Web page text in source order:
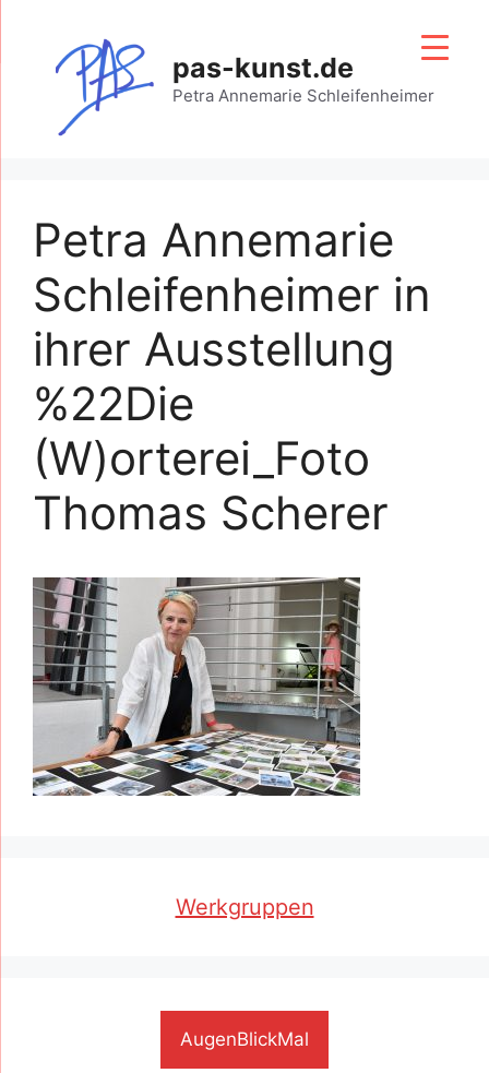
springen
pas-kunst.de
Petra Annemarie Schleifenheimer
Petra Annemarie
Schleifenheimer in
ihrer Ausstellung
%22Die
(W)orterei_Foto
Thomas Scherer
Werkgruppen
AugenBlickMal